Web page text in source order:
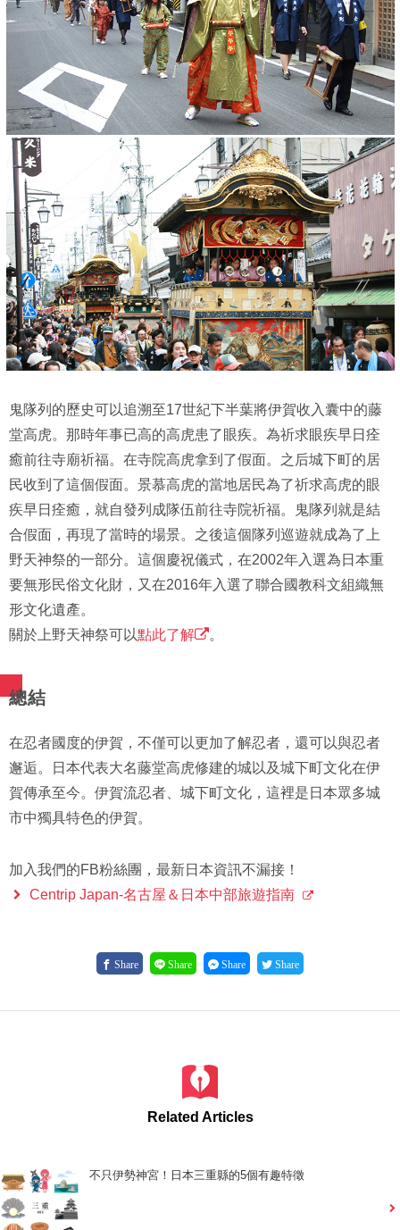
鬼隊列的歷史可以追溯至17世紀下半葉將伊賀收入囊中的藤
堂高虎。那時年事已高的高虎患了眼疾。為祈求眼疾早日痊
癒前往寺廟祈福。在寺院高虎拿到了假面。之后城下町的居
民收到了這個假面。景慕高虎的當地居民為了祈求高虎的眼
疾早日痊癒，就自發列成隊伍前往寺院祈福。鬼隊列就是結
合假面，再現了當時的場景。之後這個隊列巡遊就成為了上
野天神祭的一部分。這個慶祝儀式，在2002年入選為日本重
要無形民俗文化財，又在2016年入選了聯合國教科文組織無
形文化遺產。
關於上野天神祭可以點此了解 。
總結
在忍者國度的伊賀，不僅可以更加了解忍者，還可以與忍者
邂逅。日本代表大名藤堂高虎修建的城以及城下町文化在伊
賀傳承至今。伊賀流忍者、城下町文化，這裡是日本眾多城
市中獨具特色的伊賀。
加入我們的FB粉絲團，最新日本資訊不漏接！
Centrip Japan-名古屋＆日本中部旅遊指南
Share Share Share Share
Related Articles
不只伊勢神宮！日本三重縣的5個有趣特徵